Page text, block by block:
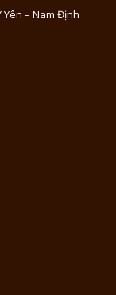
Yên – Nam Định